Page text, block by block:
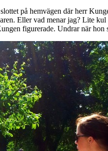
på hemvägen där herr
Eller vad menar jag? Lite
figurerade. Undrar när